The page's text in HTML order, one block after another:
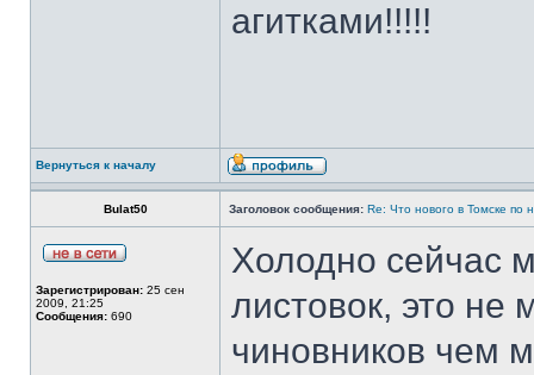
агитками!!!!!
Вернуться к началу
Bulat50 Заголовок сообщения: Re: Что нового в Томске по
Зарегистрирован: 25 сен
2009, 21:25
Сообщения: 690
Холодно сейчас
листовок, это не
чиновников чем